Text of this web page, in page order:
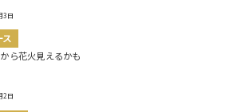
3日
ス
ら花火見えるかも
2日